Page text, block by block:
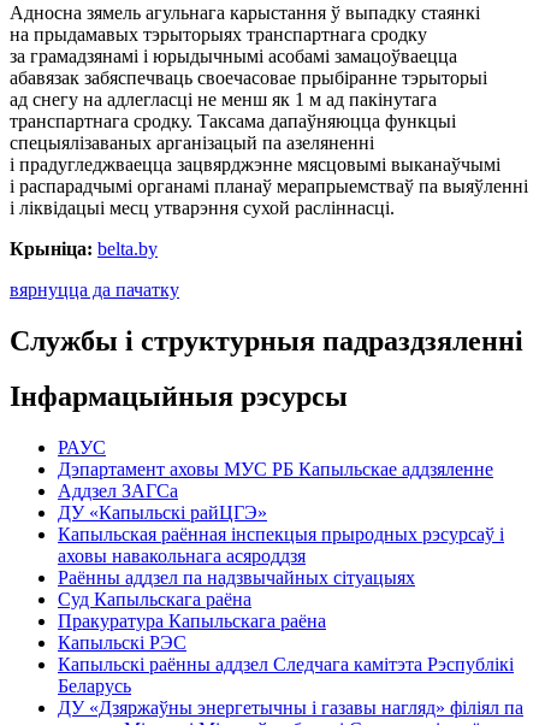
Адносна зямель агульнага карыстання ў выпадку стаянкі
на прыдамавых тэрыторыях транспартнага сродку
за грамадзянамі і юрыдычнымі асобамі замацоўваецца
абавязак забяспечваць своечасовае прыбіранне тэрыторыі
ад снегу на адлегласці не менш як 1 м ад пакінутага
транспартнага сродку. Таксама дапаўняюцца функцыі
спецыялізаваных арганізацый па азеляненні
і прадугледжваецца зацвярджэнне мясцовымі выканаўчымі
і распарадчымі органамі планаў мерапрыемстваў па выяўленні
і ліквідацыі месц утварэння сухой расліннасці.
Крыніца: belta.by
вярнуцца да пачатку
Службы і структурныя падраздзяленні
Інфармацыйныя рэсурсы
РАУС
Дэпартамент аховы МУС РБ Капыльскае аддзяленне
Аддзел ЗАГСа
ДУ «Капыльскі райЦГЭ»
Капыльская раённая інспекцыя прыродных рэсурсаў і
аховы навакольнага асяроддзя
Раённы аддзел па надзвычайных сітуацыях
Суд Капыльскага раёна
Пракуратура Капыльскага раёна
Капыльскі РЭС
Капыльскі раённы аддзел Следчага камітэта Рэспублікі
Беларусь
ДУ «Дзяржаўны энергетычны і газавы нагляд» філіял па